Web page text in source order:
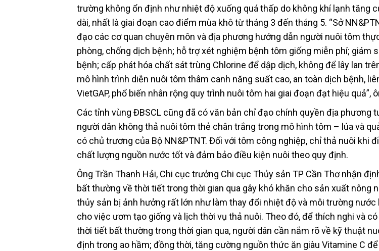
trường không ổn định như nhiệt độ xuống quá thấp do không khí lạnh tăng
dài, nhất là giai đoạn cao điểm mùa khô từ tháng 3 đến tháng 5. “Sở
đạo các cơ quan chuyên môn và địa phương hướng dẫn người nuôi tôm
phòng, chống dịch bệnh; hỗ trợ xét nghiệm bệnh tôm giống miễn phí; giám
bệnh; cấp phát hóa chất sát trùng Chlorine để dập dịch, không để lây lan
mô hình trình diễn nuôi tôm thâm canh năng suất cao, an toàn dịch bệnh,
VietGAP, phổ biến nhân rộng quy trình nuôi tôm hai giai đoạn đạt hiệu quả”,
Các tỉnh vùng ĐBSCL cũng đã có văn bản chỉ đạo chính quyền địa phương
người dân không thả nuôi tôm thẻ chân trắng trong mô hình tôm – lúa và
có chủ trương của Bộ NN&PTNT. Đối với tôm công nghiệp, chỉ thả nuôi khi
chất lượng nguồn nước tốt và đảm bảo điều kiện nuôi theo quy định.
Ông Trần Thanh Hải, Chi cục trưởng Chi cục Thủy sản TP Cần Thơ nhận
bất thường về thời tiết trong thời gian qua gây khó khăn cho sản xuất nông
thủy sản bị ảnh hưởng rất lớn như làm thay đổi nhiệt độ và môi trường
cho việc ươm tạo giống và lịch thời vụ thả nuôi. Theo đó, để thích nghi và
thời tiết bất thường trong thời gian qua, người dân cần nắm rõ về kỹ thuật
định trong ao hầm; đồng thời, tăng cường nguồn thức ăn giàu Vitamine C